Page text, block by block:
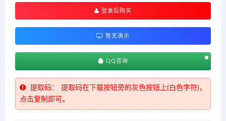
登录后购买
暂无演示
QQ咨询
提取码：
提取码在下载按钮旁的灰色按钮上(白色字符)，
点击复制即可。